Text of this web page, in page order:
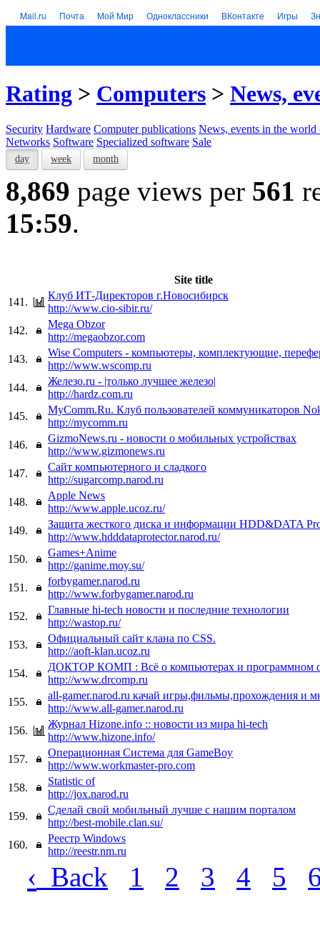
Mail.ru Почта Мой Мир Одноклассники ВКонтакте Игры
Rating > Computers > News,
Security Hardware Computer publications News, events in the world
Networks Software Specialized software Sale
day week month
8,869 page views per 561
15:59.
Site title
141.
Клуб ИТ-Директоров г.Новосибирск
http://www.cio-sibir.ru/
142.
Mega Obzor
http://megaobzor.com
143.
Wise Computers - компьютеры, комплектующие,
http://www.wscomp.ru
144.
Железо.ru - |только лучшее железо|
http://hardz.com.ru
145.
MyComm.Ru. Клуб пользователей коммуникаторов
http://mycomm.ru
146.
GizmoNews.ru - новости о мобильных устройствах
http://www.gizmonews.ru
147.
Сайт компьютерного и сладкого
http://sugarcomp.narod.ru
148.
Apple News
http://www.apple.ucoz.ru/
149.
Защита жесткого диска и информации HDD&DATA
http://www.hdddataprotector.narod.ru/
150.
Games+Anime
http://ganime.moy.su/
151.
forbygamer.narod.ru
http://www.forbygamer.narod.ru
152.
Главные hi-tech новости и последние технологии
http://wastop.ru/
153.
Официальный сайт клана по CSS.
http://aoft-klan.ucoz.ru
154.
ДОКТОР КОМП : Всё о компьютерах и программном
http://www.drcomp.ru
155.
all-gamer.narod.ru качай игры,фильмы,прохождения и
http://www.all-gamer.narod.ru
156.
Журнал Hizone.info :: новости из мира hi-tech
http://www.hizone.info/
157.
Операционная Система для GameBoy
http://www.workmaster-pro.com
158.
Statistic of
http://jox.narod.ru
159.
Сделай свой мобильный лучше с нашим порталом
http://best-mobile.clan.su/
160.
Реестр Windows
http://reestr.nm.ru
‹ Back 1 2 3 4 5